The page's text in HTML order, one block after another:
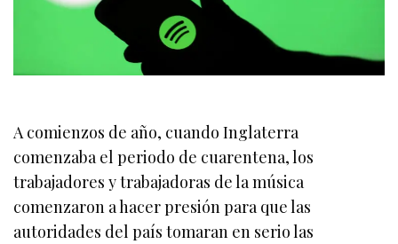
A comienzos de año, cuando Inglaterra
comenzaba el periodo de cuarentena, los
trabajadores y trabajadoras de la música
comenzaron a hacer presión para que las
autoridades del país tomaran en serio las